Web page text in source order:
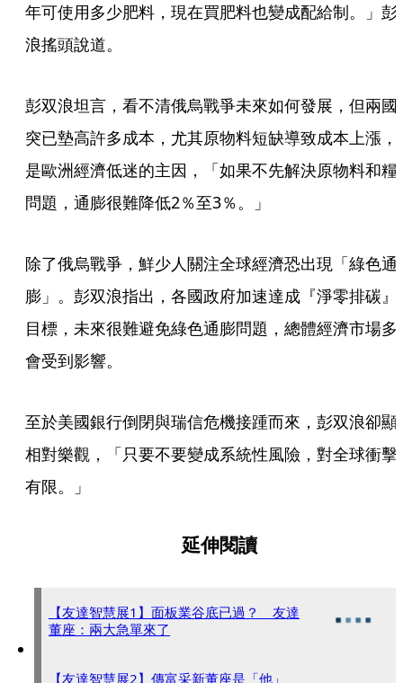
年可使用多少肥料，現在買肥料也變成配給制。」彭
浪搖頭說道。
彭双浪坦言，看不清俄烏戰爭未來如何發展，但兩國
突已墊高許多成本，尤其原物料短缺導致成本上漲，
是歐洲經濟低迷的主因，「如果不先解決原物料和糧
問題，通膨很難降低2％至3％。」
除了俄烏戰爭，鮮少人關注全球經濟恐出現「綠色通
膨」。彭双浪指出，各國政府加速達成『淨零排碳』
目標，未來很難避免綠色通膨問題，總體經濟市場多
會受到影響。
至於美國銀行倒閉與瑞信危機接踵而來，彭双浪卻顯
相對樂觀，「只要不要變成系統性風險，對全球衝擊
有限。」
延伸閱讀
【友達智慧展1】面板業谷底已過？ 友達
董座：兩大急單來了
【友達智慧展2】傳富采新董座是「他」